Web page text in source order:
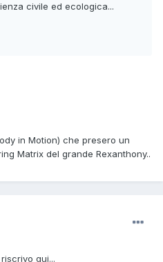
civile ed ecologica...
in Motion) che presero un
Matrix del grande Rexanthony..
qui...